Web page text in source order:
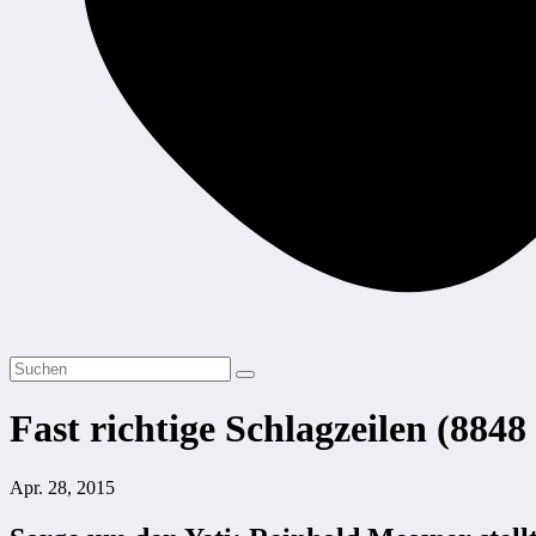
Fast richtige Schlagzeilen
Apr. 28, 2015